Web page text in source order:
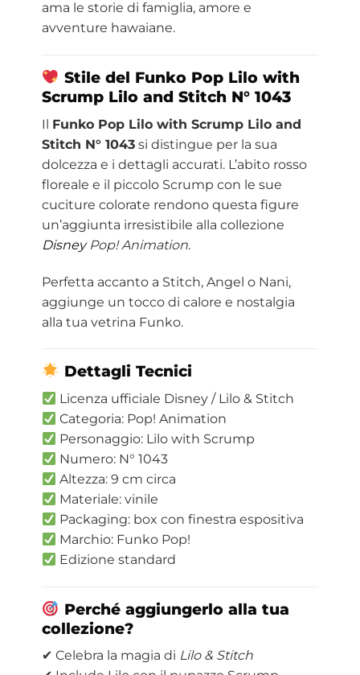
ama le storie di famiglia, amore e
avventure hawaiane.
Stile del Funko Pop Lilo with
Scrump Lilo and StitchN° 1043
Il Funko Pop Lilo with Scrump Lilo and
Stitch N° 1043si distingue per la sua
dolcezza e i dettagli accurati. L’abito rosso
floreale e il piccolo Scrump con le sue
cuciture colorate rendono questa figure
un’aggiunta irresistibile alla collezione
DisneyPop! Animation.
Perfetta accanto a Stitch, Angel o Nani,
aggiunge un tocco di calore e nostalgia
alla tua vetrina Funko.
Dettagli Tecnici
Licenza ufficiale Disney / Lilo & Stitch
Categoria: Pop! Animation
Personaggio: Lilo with Scrump
Numero: N° 1043
Altezza: 9 cm circa
Materiale: vinile
Packaging: box con finestra espositiva
Marchio: Funko Pop!
Edizione standard
Perché aggiungerlo alla tua
collezione?
✔ Celebra la magia di Lilo & Stitch